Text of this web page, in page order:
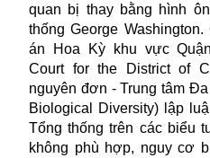
quan bị thay bằng hình
thống George
án Hoa Kỳ khu vực
Court for the District of
nguyên đơn - Trung tâm
Biological Diversity) lập
Tổng thống trên các biểu
không phù hợp, nguy cơ